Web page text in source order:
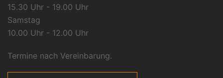
15.30 Uhr - 19.00 Uhr
Samstag
10.00 Uhr - 12.00 Uhr
Termine nach Vereinbarung.